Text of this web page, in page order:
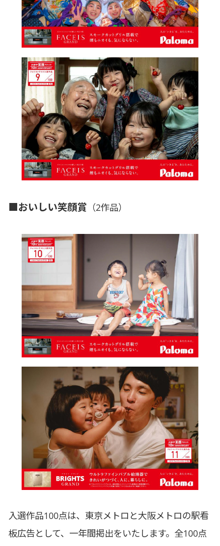
■おいしい笑顔賞 （2作品）
入選作品100点は、東京メトロと大阪メトロの駅看
板広告として、一年間掲出をいたします。全100点